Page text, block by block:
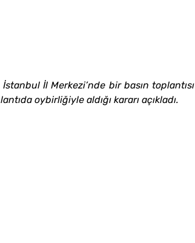
İl Merkezi’nde bir basın
oybirliğiyle aldığı kararı açıkladı.